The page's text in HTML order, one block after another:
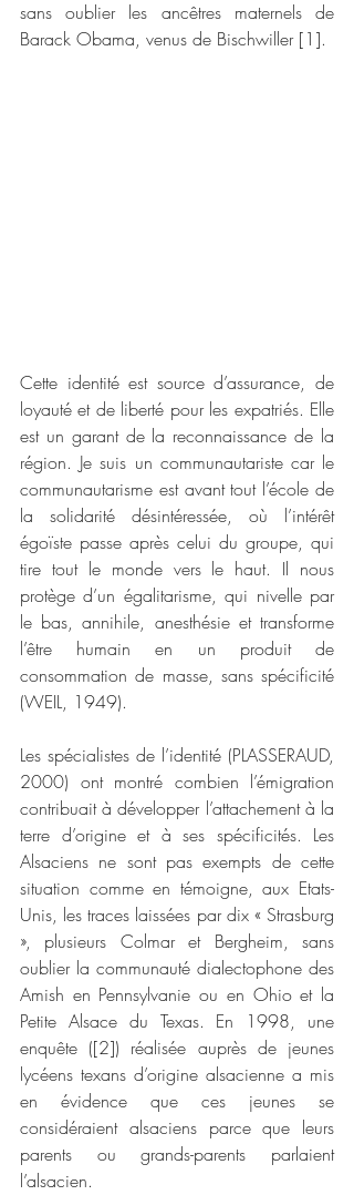
sans oublier les ancêtres maternels de
Barack Obama, venus de Bischwiller [1].
Cette identité est source d’assurance, de
loyauté et de liberté pour les expatriés. Elle
est un garant de la reconnaissance de la
région. Je suis un communautariste car le
communautarisme est avant tout l’école de
la solidarité désintéressée, où l’intérêt
égoïste passe après celui du groupe, qui
tire tout le monde vers le haut. Il nous
protège d’un égalitarisme, qui nivelle par
le bas, annihile, anesthésie et transforme
l’être humain en un produit de
consommation de masse, sans spécificité
(WEIL, 1949).
Les spécialistes de l’identité (PLASSERAUD,
2000) ont montré combien l’émigration
contribuait à développer l’attachement à la
terre d’origine et à ses spécificités. Les
Alsaciens ne sont pas exempts de cette
situation comme en témoigne, aux Etats-
Unis, les traces laissées par dix « Strasburg
», plusieurs Colmar et Bergheim, sans
oublier la communauté dialectophone des
Amish en Pennsylvanie ou en Ohio et la
Petite Alsace du Texas. En 1998, une
enquête ([2]) réalisée auprès de jeunes
lycéens texans d’origine alsacienne a mis
en évidence que ces jeunes se
considéraient alsaciens parce que leurs
parents ou grands-parents parlaient
l’alsacien.